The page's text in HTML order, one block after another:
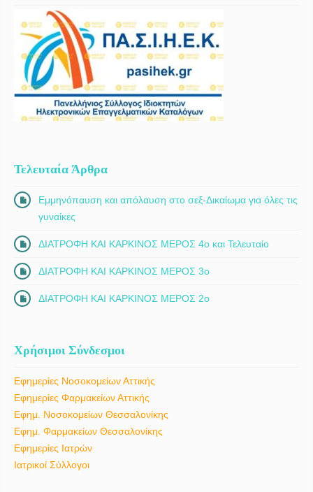
Τελευταία Άρθρα
Εμμηνόπαυση και απόλαυση στο σεξ-Δικαίωμα για όλες τις
γυναίκες
ΔΙΑΤΡΟΦΗ ΚΑΙ ΚΑΡΚΙΝΟΣ ΜΕΡΟΣ 4ο και Τελευταίο
ΔΙΑΤΡΟΦΗ ΚΑΙ ΚΑΡΚΙΝΟΣ ΜΕΡΟΣ 3ο
ΔΙΑΤΡΟΦΗ ΚΑΙ ΚΑΡΚΙΝΟΣ ΜΕΡΟΣ 2ο
Χρήσιμοι Σύνδεσμοι
Εφημερίες Νοσοκομείων Αττικής
Εφημερίες Φαρμακείων Αττικής
Εφημ. Νοσοκομείων Θεσσαλονίκης
Εφημ. Φαρμακείων Θεσσαλονίκης
Εφημερίες Ιατρών
Ιατρικοί Σύλλογοι